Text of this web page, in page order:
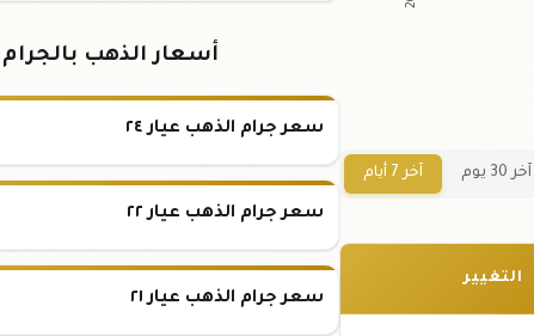
آخر 30 يوم آخر 7 أيام
التغيير
أسعار الذهب بالجرام
سعر جرام الذهب عيار ٢٤
سعر جرام الذهب عيار ٢٢
سعر جرام الذهب عيار ٢١